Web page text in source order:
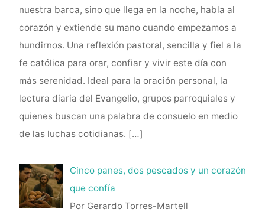
nuestra barca, sino que llega en la noche, habla al
corazón y extiende su mano cuando empezamos a
hundirnos. Una reflexión pastoral, sencilla y fiel a la
fe católica para orar, confiar y vivir este día con
más serenidad. Ideal para la oración personal, la
lectura diaria del Evangelio, grupos parroquiales y
quienes buscan una palabra de consuelo en medio
de las luchas cotidianas. […]
Cinco panes, dos pescados y un corazón
que confía
Por Gerardo Torres-Martell